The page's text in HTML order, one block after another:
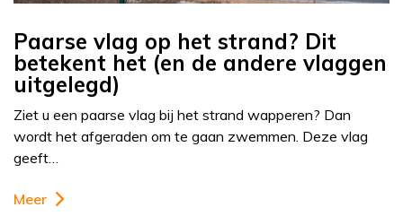
Paarse vlag op het strand? Dit
betekent het (en de andere vlaggen
uitgelegd)
Ziet u een paarse vlag bij het strand wapperen? Dan
wordt het afgeraden om te gaan zwemmen. Deze vlag
geeft…
Meer